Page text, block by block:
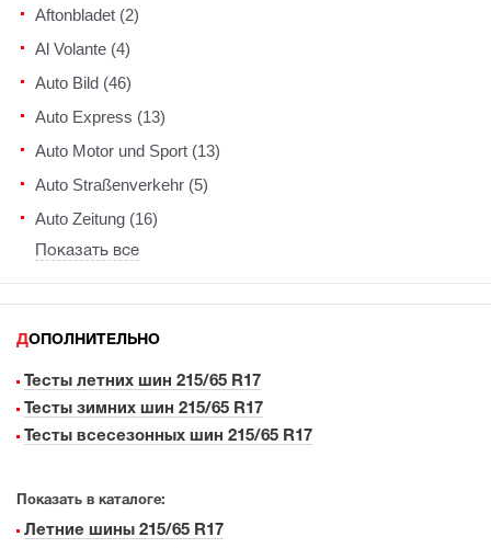
Aftonbladet (2)
Al Volante (4)
Auto Bild (46)
Auto Express (13)
Auto Motor und Sport (13)
Auto Straßenverkehr (5)
Auto Zeitung (16)
Показать все
ДОПОЛНИТЕЛЬНО
Тесты летних шин 215/65 R17
Тесты зимних шин 215/65 R17
Тесты всесезонных шин 215/65 R17
Показать в каталоге:
Летние шины 215/65 R17